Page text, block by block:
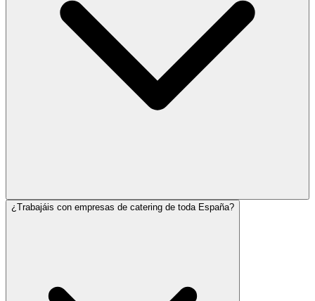
¿Trabajáis con empresas de catering de toda España?